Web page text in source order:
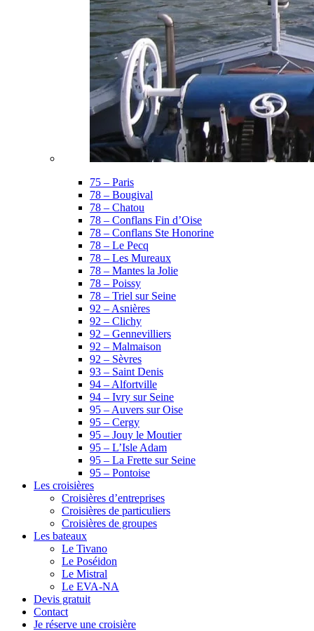
75 – Paris
78 – Bougival
78 – Chatou
78 – Conflans Fin d’Oise
78 – Conflans Ste Honorine
78 – Le Pecq
78 – Les Mureaux
78 – Mantes la Jolie
78 – Poissy
78 – Triel sur Seine
92 – Asnières
92 – Clichy
92 – Gennevilliers
92 – Malmaison
92 – Sèvres
93 – Saint Denis
94 – Alfortville
94 – Ivry sur Seine
95 – Auvers sur Oise
95 – Cergy
95 – Jouy le Moutier
95 – L’Isle Adam
95 – La Frette sur Seine
95 – Pontoise
Les croisières
Croisières d’entreprises
Croisières de particuliers
Croisières de groupes
Les bateaux
Le Tivano
Le Poséidon
Le Mistral
Le EVA-NA
Devis gratuit
Contact
Je réserve une croisière